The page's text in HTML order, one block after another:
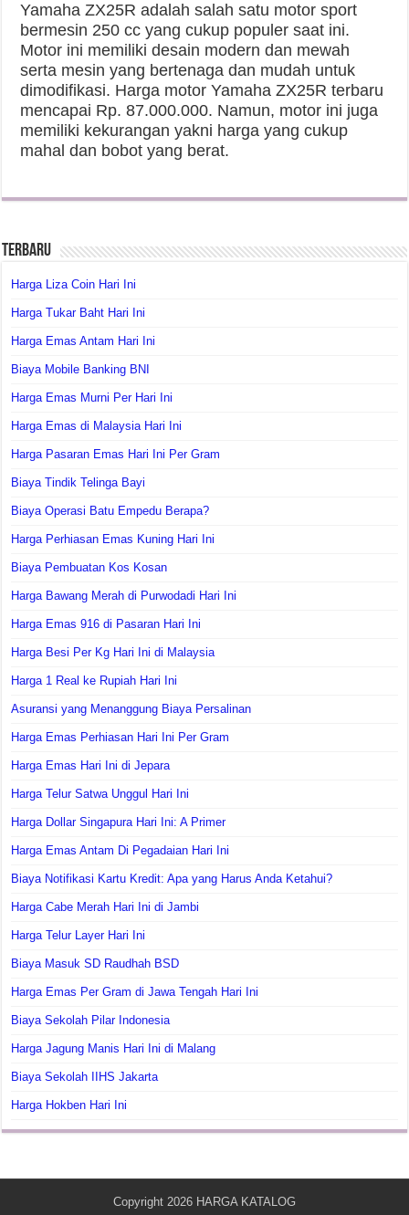
Yamaha ZX25R adalah salah satu motor sport
bermesin 250 cc yang cukup populer saat ini.
Motor ini memiliki desain modern dan mewah
serta mesin yang bertenaga dan mudah untuk
dimodifikasi. Harga motor Yamaha ZX25R terbaru
mencapai Rp. 87.000.000. Namun, motor ini juga
memiliki kekurangan yakni harga yang cukup
mahal dan bobot yang berat.
Terbaru
Harga Liza Coin Hari Ini
Harga Tukar Baht Hari Ini
Harga Emas Antam Hari Ini
Biaya Mobile Banking BNI
Harga Emas Murni Per Hari Ini
Harga Emas di Malaysia Hari Ini
Harga Pasaran Emas Hari Ini Per Gram
Biaya Tindik Telinga Bayi
Biaya Operasi Batu Empedu Berapa?
Harga Perhiasan Emas Kuning Hari Ini
Biaya Pembuatan Kos Kosan
Harga Bawang Merah di Purwodadi Hari Ini
Harga Emas 916 di Pasaran Hari Ini
Harga Besi Per Kg Hari Ini di Malaysia
Harga 1 Real ke Rupiah Hari Ini
Asuransi yang Menanggung Biaya Persalinan
Harga Emas Perhiasan Hari Ini Per Gram
Harga Emas Hari Ini di Jepara
Harga Telur Satwa Unggul Hari Ini
Harga Dollar Singapura Hari Ini: A Primer
Harga Emas Antam Di Pegadaian Hari Ini
Biaya Notifikasi Kartu Kredit: Apa yang Harus Anda Ketahui?
Harga Cabe Merah Hari Ini di Jambi
Harga Telur Layer Hari Ini
Biaya Masuk SD Raudhah BSD
Harga Emas Per Gram di Jawa Tengah Hari Ini
Biaya Sekolah Pilar Indonesia
Harga Jagung Manis Hari Ini di Malang
Biaya Sekolah IIHS Jakarta
Harga Hokben Hari Ini
Copyright 2026 HARGA KATALOG